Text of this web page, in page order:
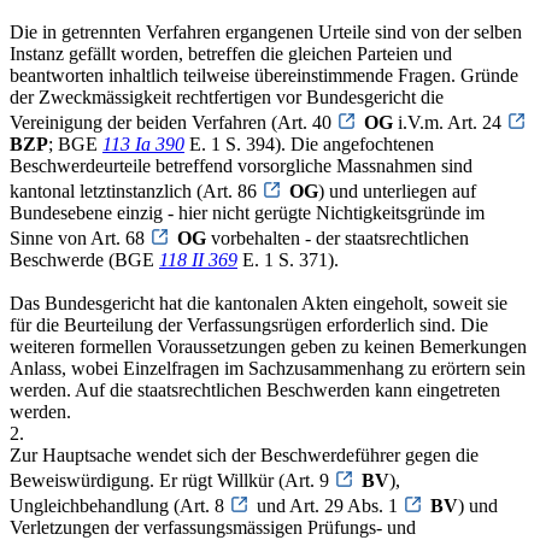
Die in getrennten Verfahren ergangenen Urteile sind von der selben
Instanz gefällt worden, betreffen die gleichen Parteien und
beantworten inhaltlich teilweise übereinstimmende Fragen. Gründe
der Zweckmässigkeit rechtfertigen vor Bundesgericht die
Vereinigung der beiden Verfahren (Art. 40
OG i.V.m. Art. 24
BZP; BGE 113 Ia 390 E. 1 S. 394). Die angefochtenen
Beschwerdeurteile betreffend vorsorgliche Massnahmen sind
kantonal letztinstanzlich (Art. 86
OG) und unterliegen auf
Bundesebene einzig - hier nicht gerügte Nichtigkeitsgründe im
Sinne von Art. 68
OG vorbehalten - der staatsrechtlichen
Beschwerde (BGE 118 II 369 E. 1 S. 371).
Das Bundesgericht hat die kantonalen Akten eingeholt, soweit sie
für die Beurteilung der Verfassungsrügen erforderlich sind. Die
weiteren formellen Voraussetzungen geben zu keinen Bemerkungen
Anlass, wobei Einzelfragen im Sachzusammenhang zu erörtern sein
werden. Auf die staatsrechtlichen Beschwerden kann eingetreten
werden.
2.
Zur Hauptsache wendet sich der Beschwerdeführer gegen die
Beweiswürdigung. Er rügt Willkür (Art. 9
BV),
Ungleichbehandlung (Art. 8
und Art. 29 Abs. 1 BV) und
Verletzungen der verfassungsmässigen Prüfungs- und